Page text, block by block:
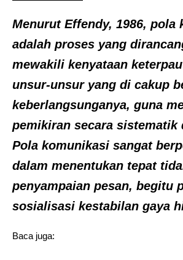
Menurut Effendy, 1986, pola
adalah proses yang
mewakili kenyataan
unsur-unsur yang di cakup
keberlangsunganya, guna
pemikiran secara sistematik
Pola komunikasi sangat
dalam menentukan tepat
penyampaian pesan, begitu
sosialisasi kestabilan gaya
Baca juga: